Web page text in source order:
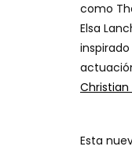
como
Elsa
Christian
Esta